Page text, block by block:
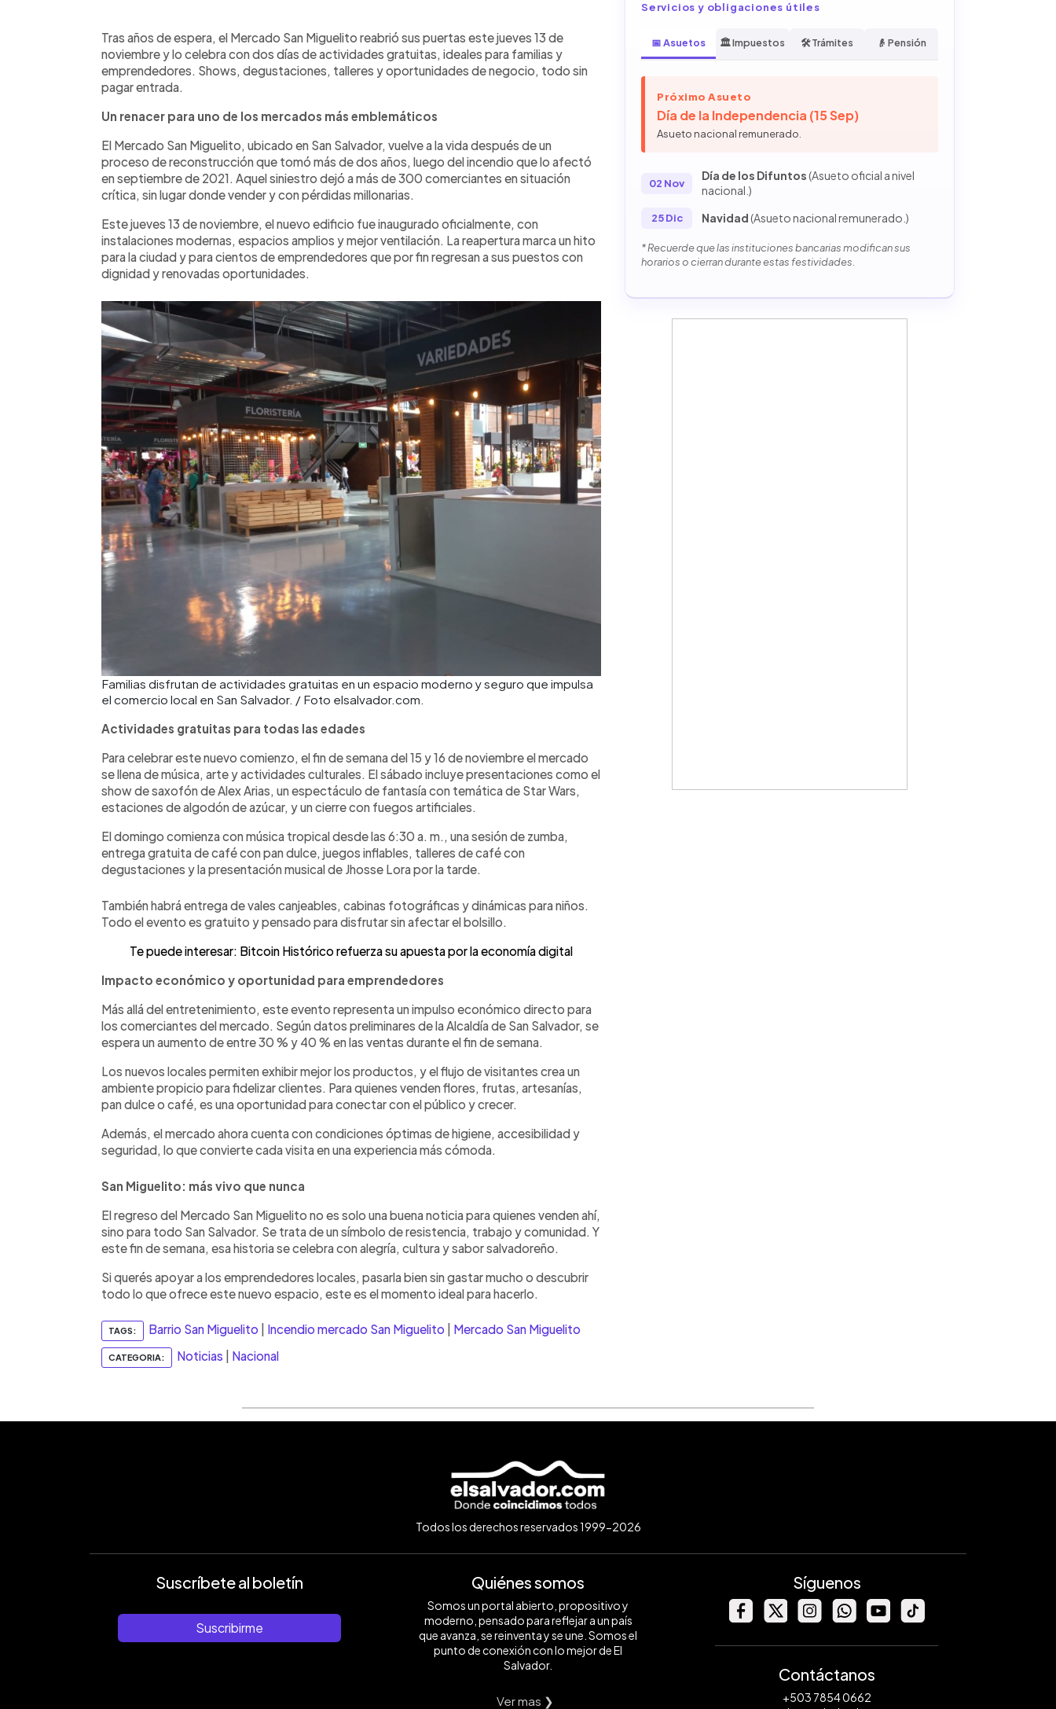
► Escuchar artículo
Tras el incendio de 2021, el Mercado San Miguelito reabrió este jueves 13
de noviembre con un espacio moderno y más de 300 comerciantes listos
para recibir al público. Este fin de semana, el lugar ofrecerá música en vivo,
dinámicas, juegos, talleres de café, vales canjeables y espectáculos
banda de paz, Star Wars y fuegos artificiales. Además de entretenimiento,
La entrada es gratuita y el ambiente seguro, limpio y accesible para todas
las edades.
Tras años de espera, el Mercado San Miguelito reabrió sus puertas este jueves 13 de
noviembre y lo celebra con dos días de actividades gratuitas, ideales para familias y
emprendedores. Shows, degustaciones, talleres y oportunidades de negocio, todo sin
pagar entrada.
Un renacer para uno de los mercados más emblemáticos
El Mercado San Miguelito, ubicado en San Salvador, vuelve a la vida después de un
proceso de reconstrucción que tomó más de dos años, luego del incendio que lo afectó
en septiembre de 2021. Aquel siniestro dejó a más de 300 comerciantes en situación
crítica, sin lugar donde vender y con pérdidas millonarias.
Este jueves 13 de noviembre, el nuevo edificio fue inaugurado oficialmente, con
instalaciones modernas, espacios amplios y mejor ventilación. La reapertura marca un hito
para la ciudad y para cientos de emprendedores que por fin regresan a sus puestos con
dignidad y renovadas oportunidades.
Familias disfrutan de actividades gratuitas en un espacio moderno y seguro que impulsa
el comercio local en San Salvador. / Foto elsalvador.com.
Actividades gratuitas para todas las edades
Para celebrar este nuevo comienzo, el fin de semana del 15 y 16 de noviembre el mercado
se llena de música, arte y actividades culturales. El sábado incluye presentaciones como el
show de saxofón de Alex Arias, un espectáculo de fantasía con temática de Star Wars,
estaciones de algodón de azúcar, y un cierre con fuegos artificiales.
El domingo comienza con música tropical desde las 6:30 a. m., una sesión de zumba,
entrega gratuita de café con pan dulce, juegos inflables, talleres de café con
degustaciones y la presentación musical de Jhosse Lora por la tarde.
También habrá entrega de vales canjeables, cabinas fotográficas y dinámicas para niños.
Todo el evento es gratuito y pensado para disfrutar sin afectar el bolsillo.
Te puede interesar: Bitcoin Histórico refuerza su apuesta por la economía digital
Impacto económico y oportunidad para emprendedores
Más allá del entretenimiento, este evento representa un impulso económico directo para
los comerciantes del mercado. Según datos preliminares de la Alcaldía de San Salvador, se
espera un aumento de entre 30 % y 40 % en las ventas durante el fin de semana.
Los nuevos locales permiten exhibir mejor los productos, y el flujo de visitantes crea un
ambiente propicio para fidelizar clientes. Para quienes venden flores, frutas, artesanías,
pan dulce o café, es una oportunidad para conectar con el público y crecer.
Además, el mercado ahora cuenta con condiciones óptimas de higiene, accesibilidad y
seguridad, lo que convierte cada visita en una experiencia más cómoda.
San Miguelito: más vivo que nunca
El regreso del Mercado San Miguelito no es solo una buena noticia para quienes venden ahí,
sino para todo San Salvador. Se trata de un símbolo de resistencia, trabajo y comunidad. Y
este fin de semana, esa historia se celebra con alegría, cultura y sabor salvadoreño.
Si querés apoyar a los emprendedores locales, pasarla bien sin gastar mucho o descubrir
todo lo que ofrece este nuevo espacio, este es el momento ideal para hacerlo.
TAGS: Barrio San Miguelito Incendio mercado San Miguelito Mercado San Miguelito
CATEGORIA: Noticias Nacional
Servicios y obligaciones útiles
📅 Asuetos 🏛️ Impuestos 🛠️ Trámites 👴 Pensión
Próximo Asueto
Día de la Independencia (15 Sep)
Asueto nacional remunerado.
02 Nov
Día de los Difuntos(Asueto oficial a nivel
nacional.)
25 Dic Navidad(Asueto nacional remunerado.)
* Recuerde que las instituciones bancarias modifican sus
horarios o cierran durante estas festividades.
Todos los derechos reservados 1999-2026
Suscríbete al boletín
Suscribirme
Quiénes somos
Somos un portal abierto, propositivo y
moderno, pensado para reflejar a un país
que avanza, se reinventa y se une. Somos el
punto de conexión con lo mejor de El
Salvador.
Ver mas ❯
Síguenos
Contáctanos
+503 7854 0662